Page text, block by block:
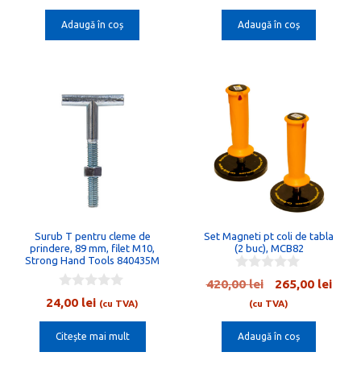
f
5
a
fost:
Adaugă în coș
f
5
a
fost:
Adaugă în coș
Surub T pentru cleme de
prindere, 89 mm, filet M10,
Strong Hand Tools 840435M
0
o
u
t
24,00 lei (cu TVA)
Citește mai mult
Set Magneti pt coli de tabla
(2 buc), MCB82
0
o
f
5
420,00lei
Prețul
inițial
a
fost:
265,00 lei
(cu TVA)
Adaugă în coș